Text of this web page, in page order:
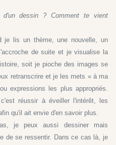
d'un dessin ? Comment te vient
je lis un thème, une nouvelle, un
de suite et je visualise la
soit je pioche des images se
retranscrire et je les mets « à ma
expressions les plus appropriés.
réussir à éveiller l'intérêt, les
qu'il ait envie d'en savoir plus.
je peux aussi dessiner mais
de se ressentir. Dans ce cas là, je